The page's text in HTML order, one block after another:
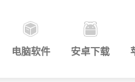
电脑软件 安卓下载